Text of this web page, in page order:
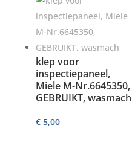
klep voor
inspectiepaneel,
Miele M-Nr.6645350,
GEBRUIKT, wasmach
€5,00